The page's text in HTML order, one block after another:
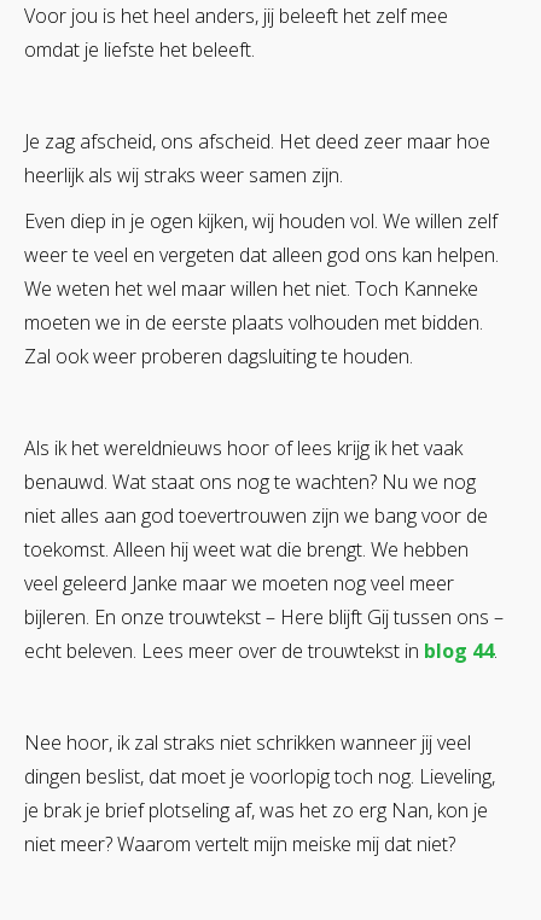
Voor jou is het heel anders, jij beleeft het zelf mee
omdat je liefste het beleeft.
Je zag afscheid, ons afscheid. Het deed zeer maar hoe
heerlijk als wij straks weer samen zijn.
Even diep in je ogen kijken, wij houden vol. We willen zelf
weer te veel en vergeten dat alleen god ons kan helpen.
We weten het wel maar willen het niet. Toch Kanneke
moeten we in de eerste plaats volhouden met bidden.
Zal ook weer proberen dagsluiting te houden.
Als ik het wereldnieuws hoor of lees krijg ik het vaak
benauwd. Wat staat ons nog te wachten? Nu we nog
niet alles aan god toevertrouwen zijn we bang voor de
toekomst. Alleen hij weet wat die brengt. We hebben
veel geleerd Janke maar we moeten nog veel meer
bijleren. En onze trouwtekst – Here blijft Gij tussen ons –
echt beleven. Lees meer over de trouwtekst in blog 44.
Nee hoor, ik zal straks niet schrikken wanneer jij veel
dingen beslist, dat moet je voorlopig toch nog. Lieveling,
je brak je brief plotseling af, was het zo erg Nan, kon je
niet meer? Waarom vertelt mijn meiske mij dat niet?